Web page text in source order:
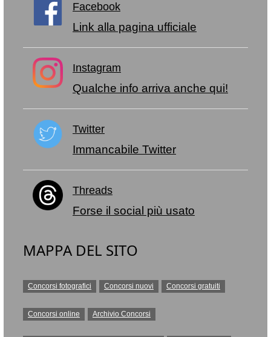
Facebook
Link alla pagina ufficiale
Instagram
Qualche info arriva anche qui!
Twitter
Immancabile Twitter
Threads
Forse il social più usato
MAPPA DEL SITO
Concorsi fotografici Concorsi nuovi Concorsi gratuiti
Concorsi online Archivio Concorsi